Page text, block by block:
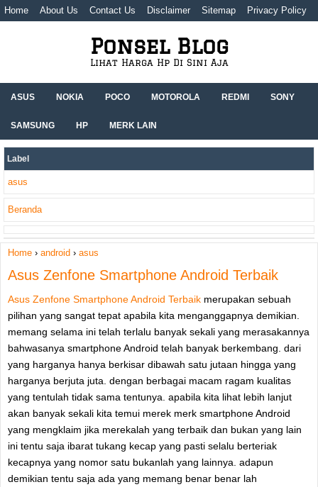
Home About Us Contact Us Disclaimer Sitemap Privacy Policy
Ponsel Blog
Lihat Harga Hp Di Sini Aja
ASUS NOKIA POCO MOTOROLA REDMI SONY
SAMSUNG HP MERK LAIN
Label
asus
Beranda
Home › android › asus
Asus Zenfone Smartphone Android Terbaik
Asus Zenfone Smartphone Android Terbaik merupakan sebuah
pilihan yang sangat tepat apabila kita menganggapnya demikian.
memang selama ini telah terlalu banyak sekali yang merasakannya
bahwasanya smartphone Android telah banyak berkembang. dari
yang harganya hanya berkisar dibawah satu jutaan hingga yang
harganya berjuta juta. dengan berbagai macam ragam kualitas
yang tentulah tidak sama tentunya. apabila kita lihat lebih lanjut
akan banyak sekali kita temui merek merk smartphone Android
yang mengklaim jika merekalah yang terbaik dan bukan yang lain
ini tentu saja ibarat tukang kecap yang pasti selalu berteriak
kecapnya yang nomor satu bukanlah yang lainnya. adapun
demikian tentu saja ada yang memang benar benar lah